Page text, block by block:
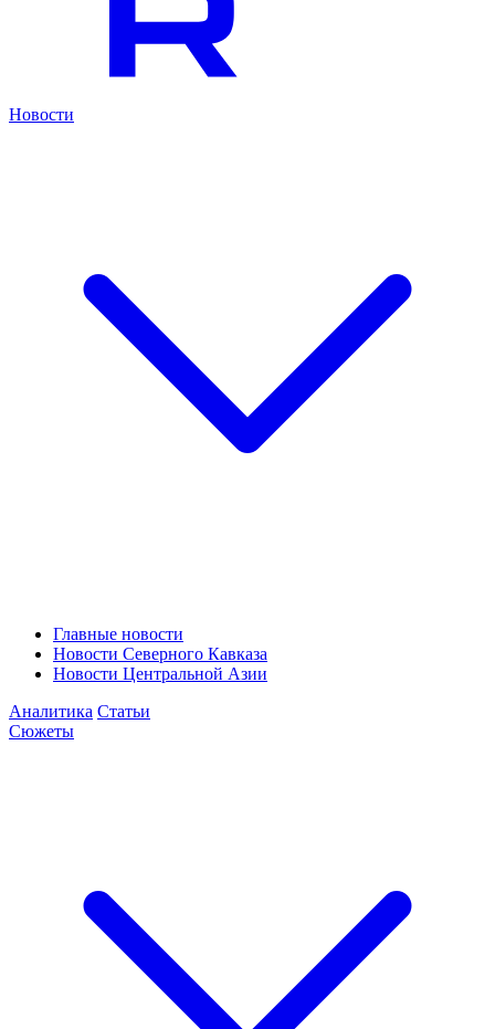
Новости
Главные новости
Новости Северного Кавказа
Новости Центральной Азии
Аналитика Статьи
Сюжеты